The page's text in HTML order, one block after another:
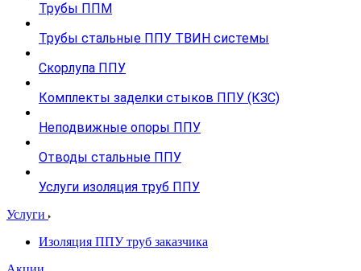
Трубы ППМ
Трубы стальные ППУ ТВИН системы
Скорлупа ППУ
Комплекты заделки стыков ППУ (КЗС)
Неподвижные опоры ППУ
Отводы стальные ППУ
Услуги изоляция труб ППУ
Услуги
Изоляция ППУ труб заказчика